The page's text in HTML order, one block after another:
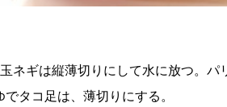
ネギは縦薄切りにして水に放つ。パ
でタコ足は、薄切りにする。